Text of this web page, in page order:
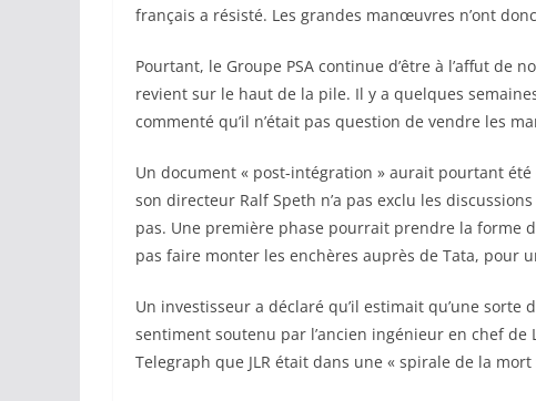
français a résisté. Les grandes manœuvres n’ont
Pourtant, le Groupe PSA continue d’être à l’affut de
revient sur le haut de la pile. Il y a quelques
commenté qu’il n’était pas question de vendre les
Un document « post-intégration » aurait pourtant
son directeur Ralf Speth n’a pas exclu les
pas. Une première phase pourrait prendre la forme
pas faire monter les enchères auprès de Tata, pour
Un investisseur a déclaré qu’il estimait qu’une sorte
sentiment soutenu par l’ancien ingénieur en chef de
Telegraph que JLR était dans une « spirale de la mort